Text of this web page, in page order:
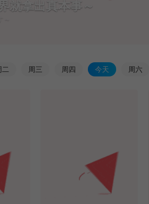
就拿出真本事～
二 周三 周 四 今天 周六